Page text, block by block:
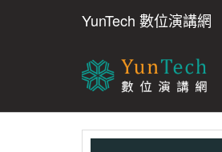
YunTech 數位演講網